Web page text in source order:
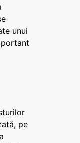
unui
pe